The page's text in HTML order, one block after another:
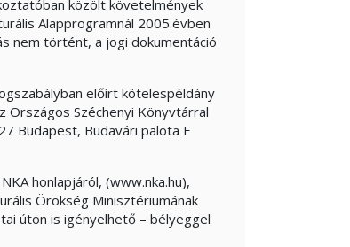
közölt követelmények
Alapprogramnál 2005.évben
nem történt, a jogi dokumentáció
előírt kötelespéldány
Széchenyi Könyvtárral
Budapest, Budavári palota F
honlapjáról, (www.nka.hu),
Örökség Minisztériumának
úton is igényelhető – bélyeggel